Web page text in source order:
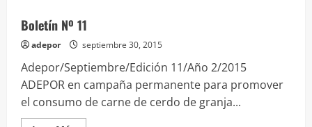
Boletín Nº 11
adepor septiembre 30, 2015
Adepor/Septiembre/Edición 11/Año 2/2015
ADEPOR en campaña permanente para promover
el consumo de carne de cerdo de granja...